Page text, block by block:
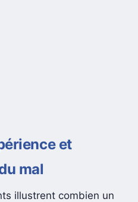
et
mal
illustrent combien un